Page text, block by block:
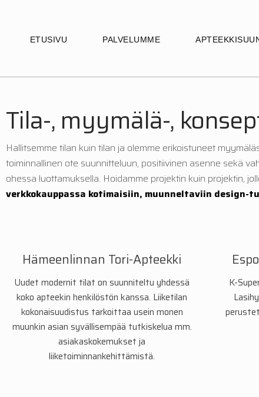
ETUSIVU PALVELUMME
Tila-, myymälä-,
Hallitsemme tilan kuin tilan ja olemme erikoistuneet
toiminnallinen ote suunnitteluun, positiivinen asenne sekä
ohessa luottamuksella. Hoidamme projektin kuin projektin,
verkkokauppassa kotimaisiin, muunneltaviin
Hämeenlinnan Tori-Apteekki
Uudet modernit tilat on suunniteltu yhdessä
koko apteekin henkilöstön kanssa. Liiketilan
kokonaisuudistus tarkoittaa usein monen
muunkin asian syvällisempää tutkiskelua mm.
asiakaskokemukset ja
liiketoiminnankehittämistä.
K-